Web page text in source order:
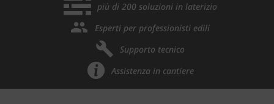
più di 200 soluzioni in laterizio
Esperti per professionisti edili
Supporto tecnico
Assistenza in cantiere